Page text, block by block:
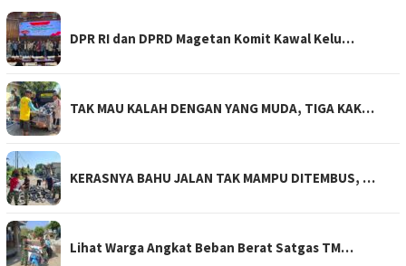
DPR RI dan DPRD Magetan Komit Kawal Kelu…
TAK MAU KALAH DENGAN YANG MUDA, TIGA KAK…
KERASNYA BAHU JALAN TAK MAMPU DITEMBUS, …
Lihat Warga Angkat Beban Berat Satgas TM…